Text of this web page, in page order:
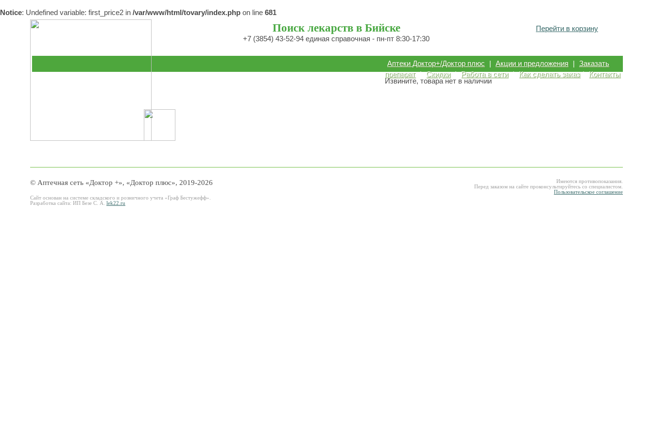
Notice: Undefined variable: first_price2 in /var/www/html/tovary/index.php on line 681
Поиск лекарств в Бийске
+7 (3854) 43-52-94 единая справочная - пн-пт 8:30-17:30
Перейти в корзину
Аптеки Доктор+/Доктор плюс | Акции и предложения | Заказать
препарат | Скидки | Работа в сети | Как сделать заказ | Контакты
Извините, товара нет в наличии
© Аптечная сеть «Доктор +», «Доктор плюс», 2019-2026
Сайт основан на системе складского и розничного учета «Граф Бестужефф».
Разработка сайта: ИП Безе С. А. lek22.ru
Имеются противопоказания.
Перед заказом на сайте проконсультируйтесь со специалистом.
Пользовательское соглашение